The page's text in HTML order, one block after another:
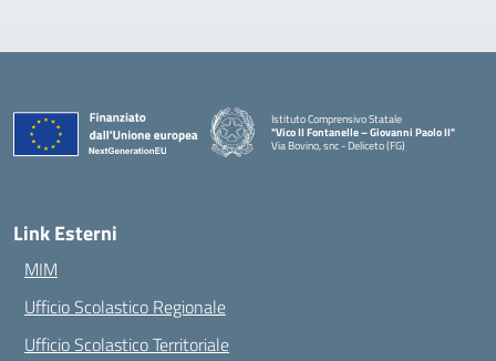
Istituto Comprensivo Statale
"Vico II Fontanelle – Giovanni Paolo II"
Via Bovino, snc - Deliceto (FG)
Link Esterni
MIM
Ufficio Scolastico Regionale
Ufficio Scolastico Territoriale